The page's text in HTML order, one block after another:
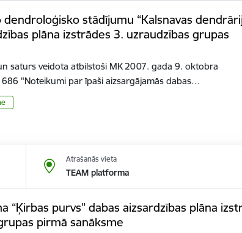
dendroloģisko stādījumu “Kalsnavas
plāna izstrādes 3. uzraudzības grupas
saturs veidota atbilstoši MK 2007. gada 9. oktobra
"Noteikumi par īpaši aizsargājamās dabas…
Atrašanās vieta
TEAM platforma
“Ķirbas purvs” dabas aizsardzības plāna
pirmā sanāksme